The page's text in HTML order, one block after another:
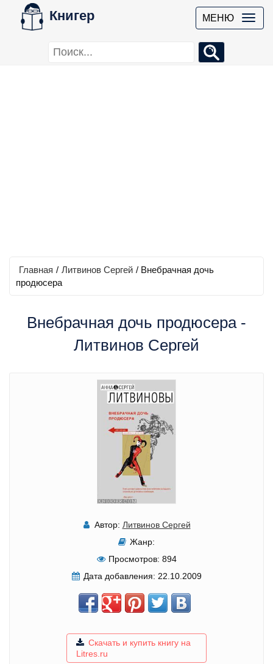
Книгер МЕНЮ
Главная / Литвинов Сергей / Внебрачная дочь
продюсера
Внебрачная дочь продюсера -
Литвинов Сергей
Автор: Литвинов Сергей
Жанр:
Просмотров: 894
Дата добавления: 22.10.2009
Скачать и купить книгу на
Litres.ru